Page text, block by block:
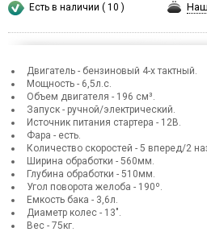
Есть в наличии ( 10 )
Двигатель - бензиновый 4-х тактный.
Мощность - 6,5л.с.
Объем двигателя - 196 см³.
Запуск - ручной/электрический.
Источник питания стартера - 12В.
Фара - есть.
Количество скоростей - 5 вперед/2
Ширина обработки - 560мм.
Глубина обработки - 510мм.
Угол поворота желоба - 190º.
Емкость бака - 3,6л.
Диаметр колес - 13".
Вес - 75кг.